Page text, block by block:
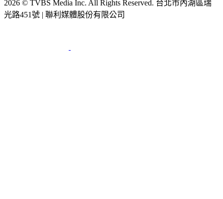
2026 © TVBS Media Inc. All Rights Reserved. 台北市內湖區瑞
光路451號 | 聯利媒體股份有限公司